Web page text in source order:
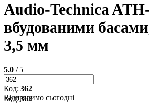
Audio-Technica
вбудованими
3,5 мм
5.0 / 5
Код: 362
Відправимо сьогодні
Код:362